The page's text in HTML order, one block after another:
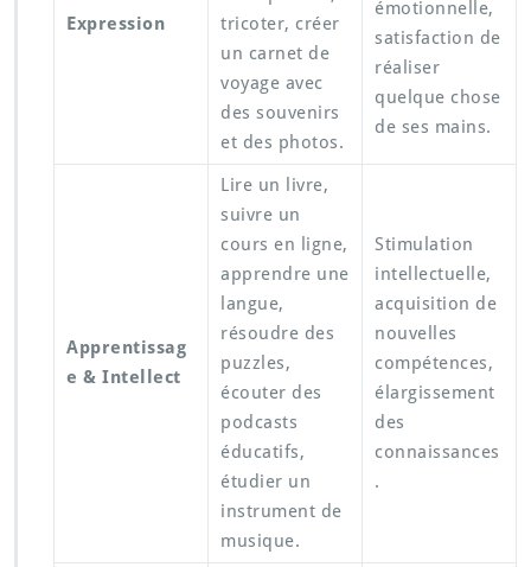
Expression
tricoter, créer
un carnet de
voyage avec
des souvenirs
et des photos.
émotionnelle,
satisfaction de
réaliser
quelque chose
de ses mains.
Apprentissag
e & Intellect
Lire un livre,
suivre un
cours en ligne,
apprendre une
langue,
résoudre des
puzzles,
écouter des
podcasts
éducatifs,
étudier un
instrument de
musique.
Stimulation
intellectuelle,
acquisition de
nouvelles
compétences,
élargissement
des
connaissances
.